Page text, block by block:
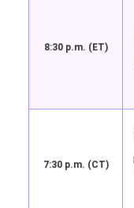
8:30 p.m. (ET)
7:30 p.m. (CT)